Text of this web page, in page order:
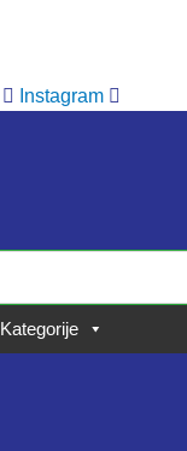
Instagram
Kategorije